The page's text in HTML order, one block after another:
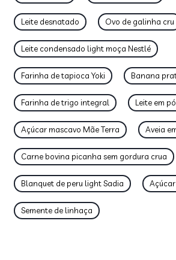
Leite desnatado Ovo de galinha cru
Leite condensado light moça Nestlé
Farinha de tapioca Yoki Banana
Farinha de trigo integral Leite em
Açúcar mascavo Mãe Terra Aveia
Carne bovina picanha sem gordura crua
Blanquet de peru light Sadia
Semente de linhaça